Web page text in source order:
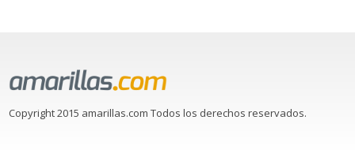
Copyright 2015 amarillas.com Todos los derechos reservados.